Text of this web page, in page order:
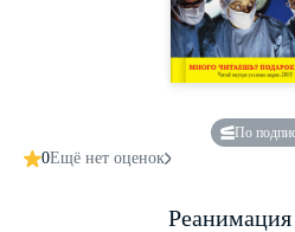
По
0Ещё нет оценок
Реанимация